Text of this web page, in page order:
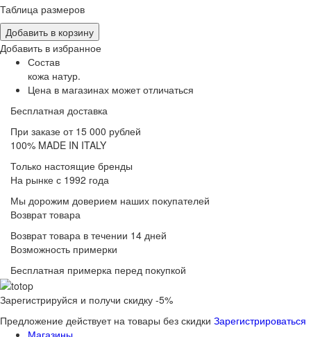
Таблица размеров
Добавить в корзину
Добавить в избранное
Состав
кожа натур.
Цена в магазинах может отличаться
Бесплатная доставка
При заказе от 15 000 рублей
100% MADE IN ITALY
Только настоящие бренды
На рынке с 1992 года
Мы дорожим доверием наших покупателей
Возврат товара
Возврат товара в течении 14 дней
Возможность примерки
Бесплатная примерка перед покупкой
Зарегистрируйся и получи скидку -5%
Предложение действует на товары без скидки Зарегистрироваться
Магазины